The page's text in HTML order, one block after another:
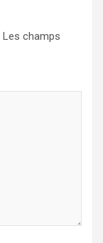
Les champs